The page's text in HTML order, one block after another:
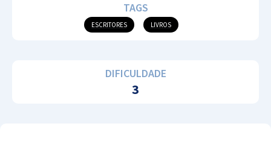
TAGS
ESCRITORES LIVROS
DIFICULDADE
3